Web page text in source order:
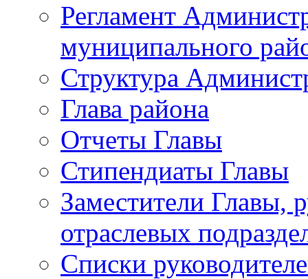
Регламент
муниципального
Структура
Глава района
Отчеты Главы
Стипендиаты Главы
Заместители Главы,
отраслевых
Списки